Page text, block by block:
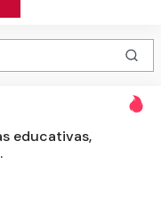
educativas,